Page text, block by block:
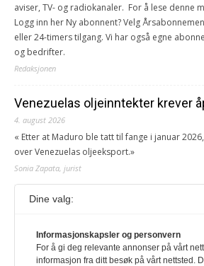
aviser, TV- og radiokanaler. For å lese denne
Logg inn her Ny abonnent? Velg
eller 24-timers tilgang. Vi har også egne
og bedrifter.
Redaksjonen
Venezuelas oljeinntekter krever
4. august 2026
« Etter at Maduro ble tatt til fange i januar
over Venezuelas oljeeksport.»
Sonia Zapata, jurist
117,8 millioner er på flukt, en
1. august 2026
Ville ha tilsvart verdens trettende største land i
Dine valg:
Informasjonskapsler og personvern
For å gi deg relevante annonser på vårt
informasjon fra ditt besøk på vårt nettsted.